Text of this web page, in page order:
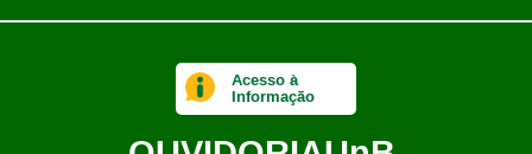
Acesso à
Informação